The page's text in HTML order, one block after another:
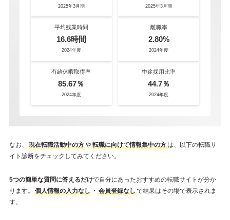
2025年3月期 2025年3月期
平均残業時間
16.6時間
2024年度
離職率
2.80%
2024年度
有給休暇取得率
85.67％
2024年度
中途採用比率
44.7％
2024年度
なお、 現在転職活動中の方や転職に向けて情報集中の方は、以下の転職サ
イト診断をチェックしてみてください。
5つの簡単な質問に答えるだけで自分にあったおすすめの転職サイトが分か
ります。
個人情報の入力なし・ 会員登録なしで結果はその場で表示されま
す。